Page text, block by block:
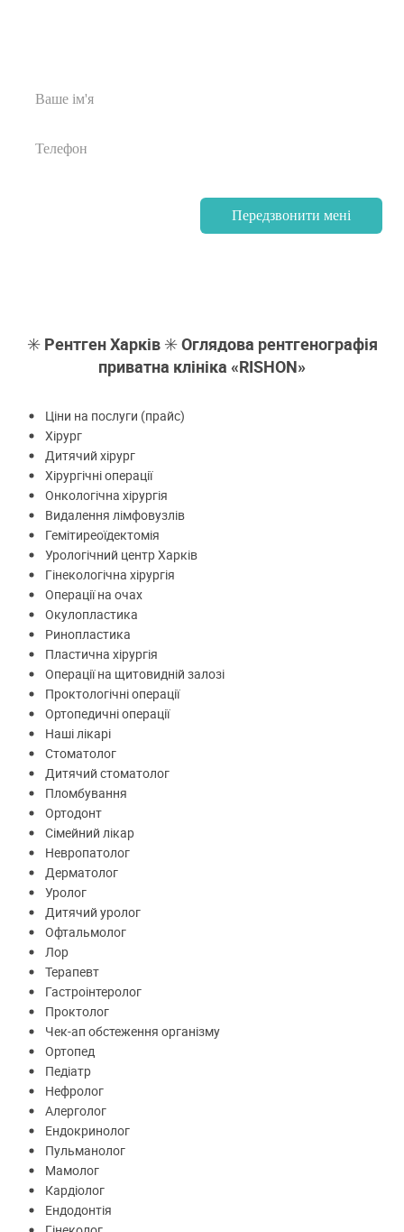
Передзвонити мені
✳️ Рентген Харків ✳️ Оглядова рентгенографія
приватна клініка «RISHON»
Ціни на послуги (прайс)
Хірург
Дитячий хірург
Хірургічні операції
Онкологічна хірургія
Видалення лімфовузлів
Гемітиреоїдектомія
Урологічний центр Харків
Гінекологічна хірургія
Операції на очах
Окулопластика
Ринопластика
Пластична хірургія
Операції на щитовидній залозі
Проктологічні операції
Ортопедичні операції
Наші лікарі
Стоматолог
Дитячий стоматолог
Пломбування
Ортодонт
Сімейний лікар
Невропатолог
Дерматолог
Уролог
Дитячий уролог
Офтальмолог
Лор
Терапевт
Гастроінтеролог
Проктолог
Чек-ап обстеження організму
Ортопед
Педіатр
Нефролог
Алерголог
Ендокринолог
Пульманолог
Мамолог
Кардіолог
Ендодонтія